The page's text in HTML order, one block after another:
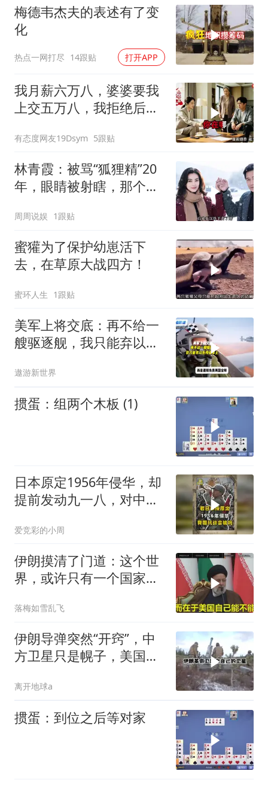
梅德韦杰夫的表述有了变
化
热点一网打尽 14跟贴 打开APP
我月薪六万八，婆婆要我
上交五万八，我拒绝后她
离婚
有态度网友19Dsym 5跟贴
林青霞：被骂“狐狸精”20
年，眼睛被射瞎，那个男
钱？”
周周说娱 1跟贴
蜜獾为了保护幼崽活下
去，在草原大战四方！
蜜环人生 1跟贴
美军上将交底：再不给一
艘驱逐舰，我只能弃以色
遨游新世界
掼蛋：组两个木板 (1)
日本原定1956年侵华，却
提前发动九一八，对中国
爱竞彩的小周
伊朗摸清了门道：这个世
界，或许只有一个国家，
落梅如雪乱飞
伊朗导弹突然“开窍”，中
方卫星只是幌子，美国真
离开地球a
掼蛋：到位之后等对家